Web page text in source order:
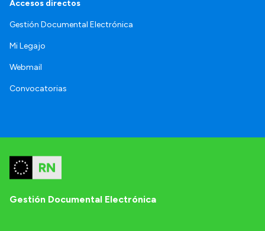
Accesos directos
Gestión Documental Electrónica
Mi Legajo
Webmail
Convocatorias
Gestión Documental Electrónica